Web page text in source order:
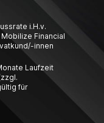
i.H.v.
Financial
innen
Laufzeit
für